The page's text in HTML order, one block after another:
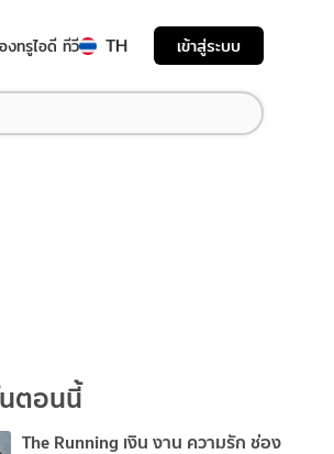
งทรูไอดี ทีวี TH เข้าสู่ระบบ
ตอนนี้
The Running เงิน งาน ความรัก ช่อง